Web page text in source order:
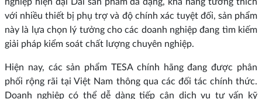
với nhiều thiết bị phụ trợ và độ chính xác tuyệt đối, sản phẩm
này là lựa chọn lý tưởng cho các doanh nghiệp đang tìm kiếm
giải pháp kiểm soát chất lượng chuyên nghiệp.
Hiện nay, các sản phẩm TESA chính hãng đang được phân
phối rộng rãi tại Việt Nam thông qua các đối tác chính thức.
Doanh nghiệp có thể dễ dàng tiếp cận dịch vụ tư vấn kỹ